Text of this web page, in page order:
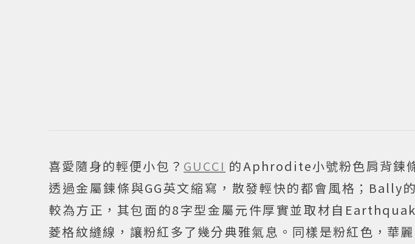
喜愛隨身的輕便小包？ GUCCI 的Aphrodite小號粉色肩背鍊
透過金屬鍊條與GG英文縮寫，散發輕快的都會風格；Bally
較為方正，其包面的8字型金屬元件厚實並取材自
菱格紋縫線，讓粉紅多了幾分典雅氣息。同樣是粉紅色，華